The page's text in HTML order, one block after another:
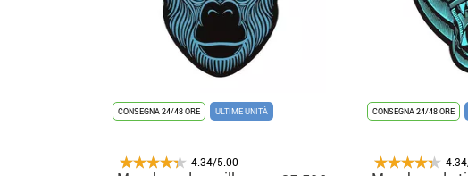
CONSEGNA 24/48 ORE ULTIME UNITÀ
4.34/5.00
CONSEGNA 24/48 ORE